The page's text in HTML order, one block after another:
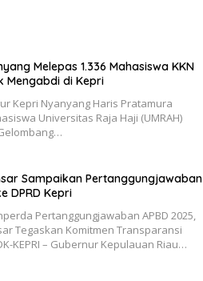
Melepas 1.336 Mahasiswa KKN
Mengabdi di Kepri
Kepri Nyanyang Haris Pratamura
Universitas Raja Haji (UMRAH)
Sampaikan Pertanggungjawaban
DPRD Kepri
Pertanggungjawaban APBD 2025,
Tegaskan Komitmen Transparansi
KEPRI – Gubernur Kepulauan Riau…